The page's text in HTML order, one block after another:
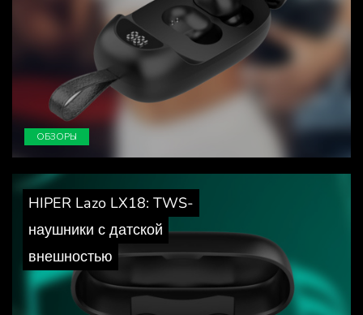
ОБЗОРЫ
HIPER Lazo LX18: TWS-
наушники с датской
внешностью